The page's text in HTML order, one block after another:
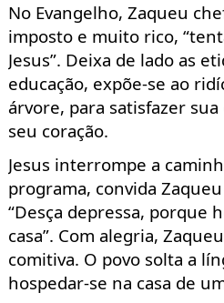
No Evangelho, Zaqueu
imposto e muito rico,
Jesus”. Deixa de lado as
educação, expõe-se ao
árvore, para satisfazer
seu coração.
Jesus interrompe a
programa, convida
“Desça depressa, porque
casa”. Com alegria,
comitiva. O povo solta a
hospedar-se na casa de